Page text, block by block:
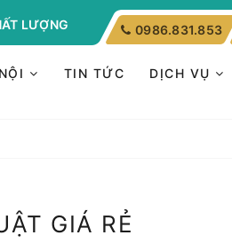
LƯỢNG 0986.831.853
TIN TỨC DỊCH VỤ
GIÁ RẺ